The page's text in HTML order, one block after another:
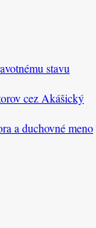
stavu
cez Akášický
a duchovné meno